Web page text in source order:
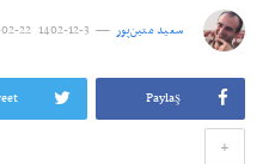
سعید متین‌پور 3-12-1402 22-02-2024
Paylaş
+